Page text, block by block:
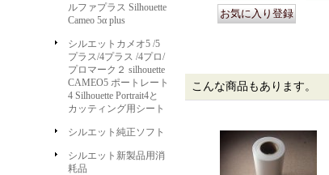
ルファプラス Silhouette
Cameo 5α plus
シルエットカメオ5 /5
プラス/4プラス /4プロ/
プロマーク２ silhouette
CAMEO5 ポートレート
4 Silhouette Portrait4と
カッティング用シート
シルエット純正ソフト
シルエット新製品用消
耗品
こんな商品もあります。